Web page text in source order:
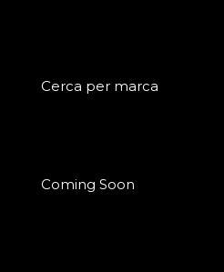
Cerca per marca
Coming Soon